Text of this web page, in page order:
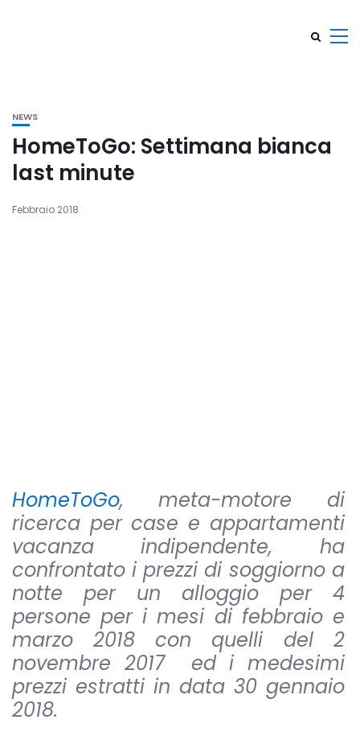
NEWS
HomeToGo: Settimana bianca
last minute
Febbraio 2018
HomeToGo, meta-motore di
ricerca per case e appartamenti
vacanza indipendente, ha
confrontato i prezzi di soggiorno a
notte per un alloggio per 4
persone per i mesi di febbraio e
marzo 2018 con quelli del 2
novembre 2017 ed i medesimi
prezzi estratti in data 30 gennaio
2018.